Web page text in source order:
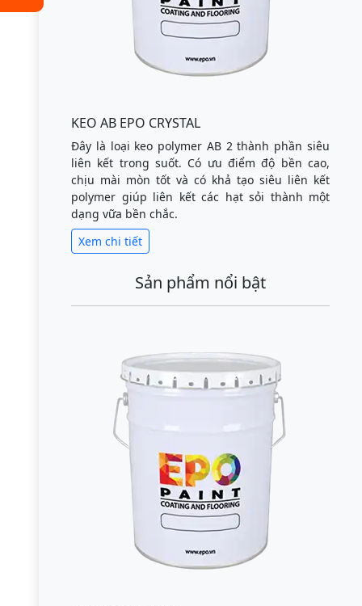
KEO AB EPO CRYSTAL
Đây là loại keo polymer AB 2 thành phần siêu
liên kết trong suốt. Có ưu điểm độ bền cao,
chịu mài mòn tốt và có khả tạo siêu liên kết
polymer giúp liên kết các hạt sỏi thành một
dạng vữa bền chắc.
Xem chi tiết
Sản phẩm nổi bật